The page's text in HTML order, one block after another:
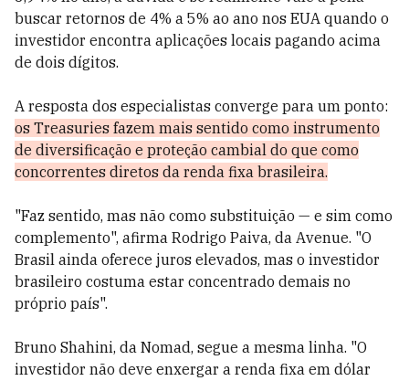
buscar retornos de 4% a 5% ao ano nos EUA quando o
investidor encontra aplicações locais pagando acima
de dois dígitos.
A resposta dos especialistas converge para um ponto:
os Treasuries fazem mais sentido como instrumento
de diversificação e proteção cambial do que como
concorrentes diretos da renda fixa brasileira.
"Faz sentido, mas não como substituição — e sim como
complemento", afirma Rodrigo Paiva, da Avenue. "O
Brasil ainda oferece juros elevados, mas o investidor
brasileiro costuma estar concentrado demais no
próprio país".
Bruno Shahini, da Nomad, segue a mesma linha. "O
investidor não deve enxergar a renda fixa em dólar